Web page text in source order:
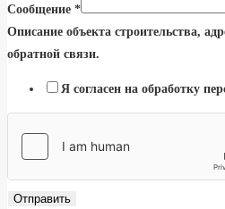
Сообщение *
Описание объекта строительства,
обратной связи.
Я согласен на обработку
Отправить